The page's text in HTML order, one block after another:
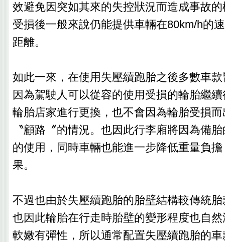
效避免因突如其來的失控狀況而造成事故
受損後一般來說仍能提供車輛在80km/h的
距離。
如此一來，在使用失壓續跑胎之後多數車
因為駕駛人可以從容的使用受損的輪胎繼
輪胎店家進行更換，也不會因為輪胎受損
〝顧路〞的情況。也因此行李廂將因為備
的使用，同時車輛也能進一步降低重量負
果。
不過也由於失壓續跑胎的胎壁結構較傳統
也因此輪胎在行走時胎壁的變形程度也自
軟嫩有彈性，所以通常配置失壓續跑胎的